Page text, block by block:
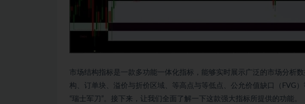
市场结构指标是一款多功能一体化指标，能够实时展示广泛的市场分析
构、订单块、溢价与折价区域、等高点与等低点、公允价值缺口（FVG
“瑞士军刀”。接下来，让我们全面了解一下这款强大指标所提供的功能。